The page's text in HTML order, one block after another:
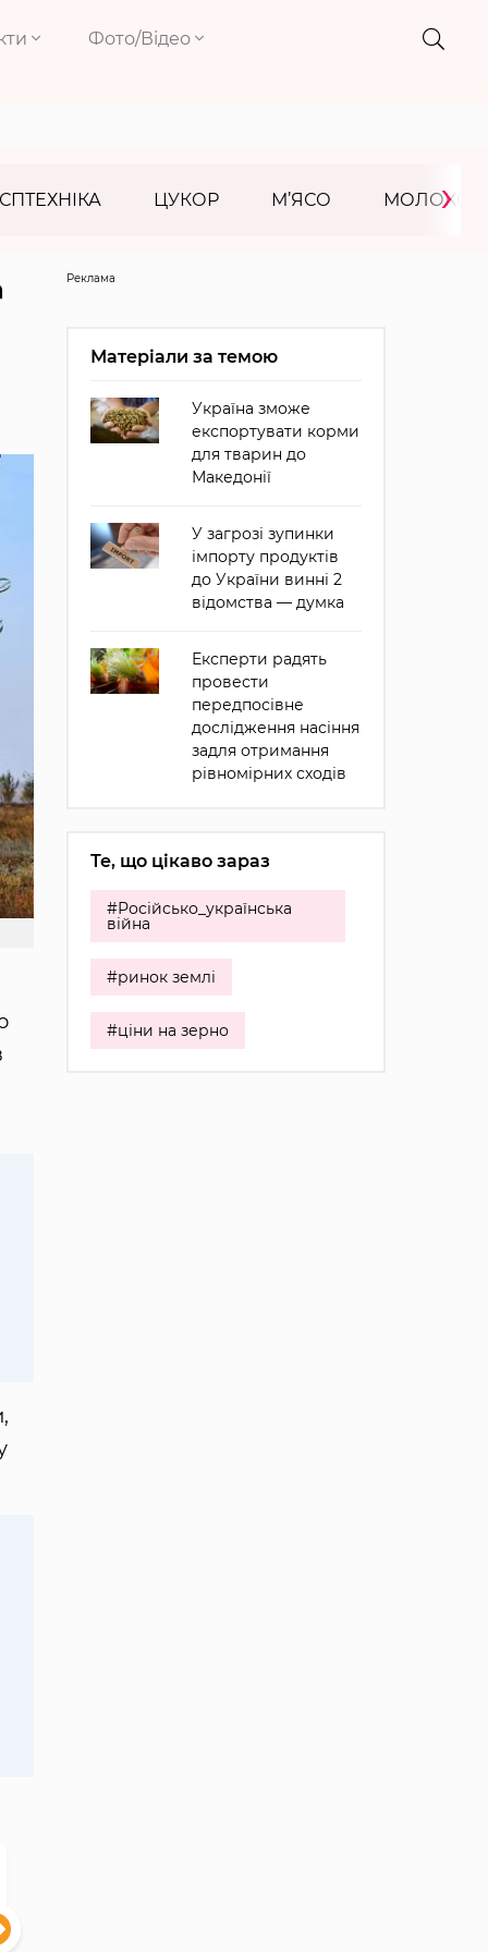
Фото/Відео
ЦУКОР М’ЯСО МОЛОКО
›
Реклама
Матеріали за темою
Україна зможе
експортувати корми
для тварин до
Македонії
У загрозі зупинки
імпорту продуктів
до України винні 2
відомства — думка
Експерти радять
провести
передпосівне
дослідження насіння
задля отримання
рівномірних сходів
Те, що цікаво зараз
#Російсько_українська
війна
#ринок землі
#ціни на зерно